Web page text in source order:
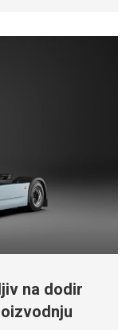
na dodir